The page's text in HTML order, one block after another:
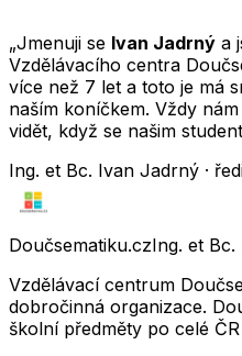
„Jmenuji se Ivan Jadrný a
Vzdělávacího centra
více než 7 let a toto je má
naším koníčkem. Vždy
vidět, když se našim
Ing. et Bc. Ivan Jadrný ·
Doučsematiku.czIng. et
Vzdělávací centrum
dobročinná organizace.
školní předměty po celé